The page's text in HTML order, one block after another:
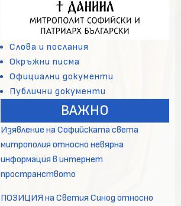
Слова и послания
Окръжни писма
Официални документи
Публични документи
ВАЖНО
Изявление на Софийската света
митрополия относно невярна
информация в интернет
пространството
ПОЗИЦИЯ на Светия Синод относно